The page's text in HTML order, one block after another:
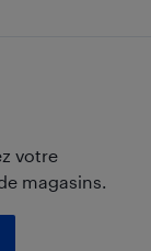
votre
magasins.